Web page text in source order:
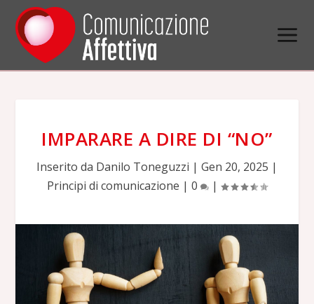
IMPARARE A DIRE DI “NO”
Inserito da Danilo Toneguzzi | Gen 20, 2025 |
Principi di comunicazione | 0 |